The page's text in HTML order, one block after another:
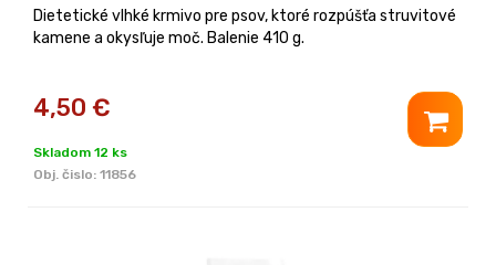
Dietetické vlhké krmivo pre psov, ktoré rozpúšťa struvitové
kamene a okysľuje moč. Balenie 410 g.
4,50 €
Skladom 12 ks
Obj. čislo: 11856